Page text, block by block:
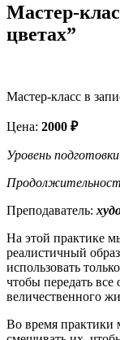
Мастер-
цветах”
Мастер-класс в
Цена: 2000 ₽
Уровень
Преподаватель:
На этой практике
реалистичный
использовать
чтобы передать все
величественного
Во время практики